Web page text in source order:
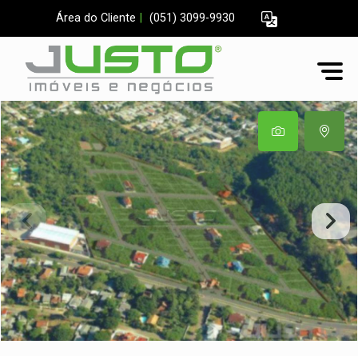
Área do Cliente (051) 3099-9930